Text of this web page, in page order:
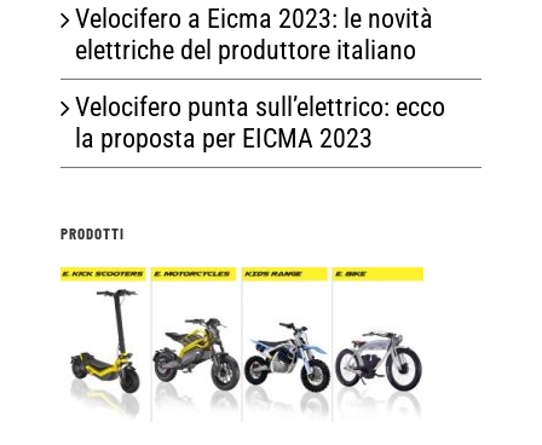
Velocifero a Eicma 2023: le novità
elettriche del produttore italiano
Velocifero punta sull’elettrico: ecco
la proposta per EICMA 2023
PRODOTTI